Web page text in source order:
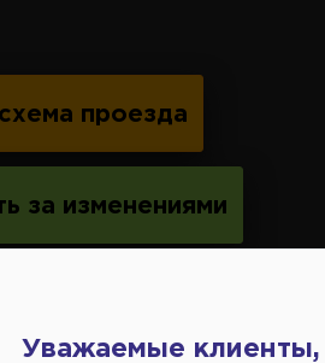
проезда
за изменениями
Уважаемые клиенты,